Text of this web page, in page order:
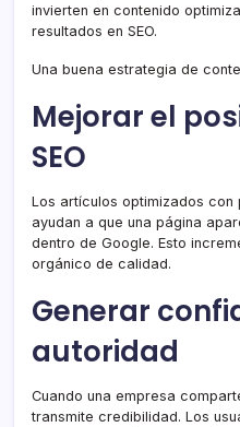
invierten en contenido
resultados en SEO.
Una buena estrategia de
Mejorar el
SEO
Los artículos optimizados
ayudan a que una página
dentro de Google. Esto
orgánico de calidad.
Generar
autoridad
Cuando una empresa
transmite credibilidad. Los